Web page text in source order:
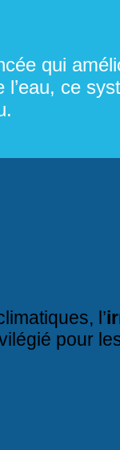
qui
ce
l’
pour